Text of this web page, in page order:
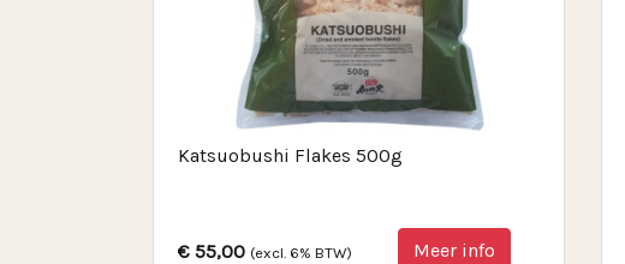
Katsuobushi Flakes 500g
€ 55,00 (excl. 6% BTW) Meer info